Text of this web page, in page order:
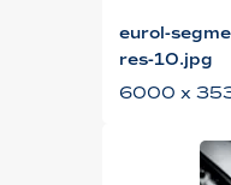
eurol-
res-10.jpg
6000 x